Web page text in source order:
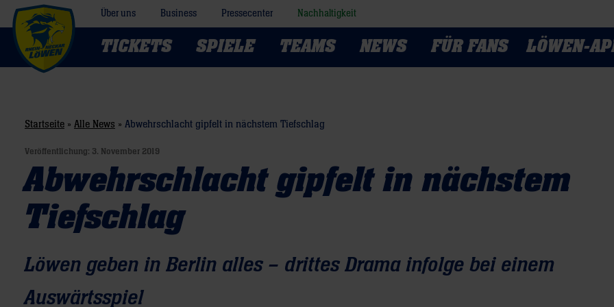
Über uns Business Pressecenter Nachhaltigkeit
TICKETS SPIELE TEAMS NEWS FÜR FANS LÖWEN-
Startseite » Alle News » Abwehrschlacht gipfelt in nächstem Tiefschlag
Veröffentlichung: 3. November 2019
Abwehrschlacht gipfelt in nächstem
Tiefschlag
Löwen geben in Berlin alles – drittes Drama infolge bei einem
Auswärtsspiel